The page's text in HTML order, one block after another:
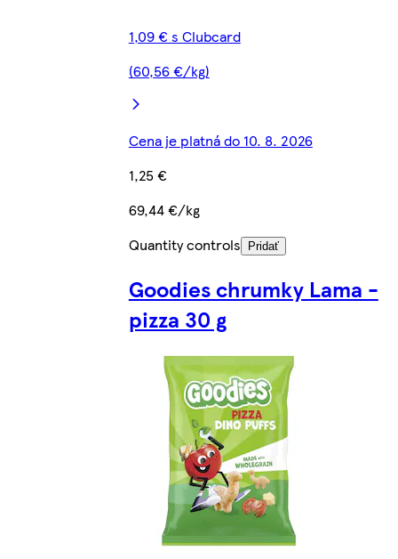
1,09 € s Clubcard
(60,56 €/kg)
Cena je platná do 10. 8. 2026
1,25 €
69,44 €/kg
Quantity controls
Pridať
Goodies chrumky Lama -
pizza 30 g